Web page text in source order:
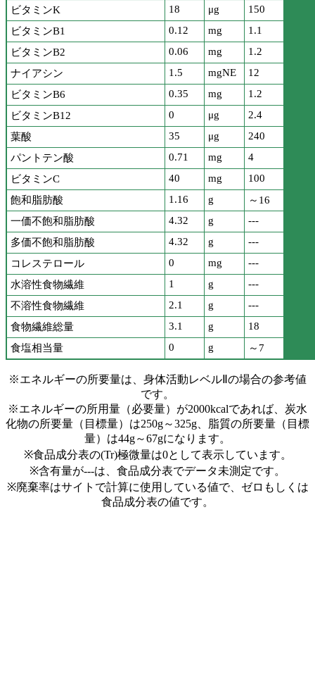
ビタミンK
18 μg
150
ビタミンB1
0.12 mg
1.1
ビタミンB2
0.06 mg
1.2
ナイアシン
1.5 mgNE
12
ビタミンB6
0.35 mg
1.2
ビタミンB12
0 μg
2.4
葉酸
35 μg
240
パントテン酸
0.71 mg
4
ビタミンC
40 mg
100
飽和脂肪酸
1.16 g
～16
一価不飽和脂肪酸
4.32 g
---
多価不飽和脂肪酸
4.32 g
---
コレステロール
0 mg
---
水溶性食物繊維
1 g
---
不溶性食物繊維
2.1 g
---
食物繊維総量
3.1 g
18
食塩相当量
0 g ～7
※エネルギーの所要量は、身体活動レベルⅡの場合の参考値
です。
※エネルギーの所用量（必要量）が2000kcalであれば、炭水
化物の所要量（目標量）は250g～325g、脂質の所要量（目標
量）は44g～67gになります。
※食品成分表の(Tr)極微量は0として表示しています。
※含有量が---は、食品成分表でデータ未測定です。
※廃棄率はサイトで計算に使用している値で、ゼロもしくは
食品成分表の値です。